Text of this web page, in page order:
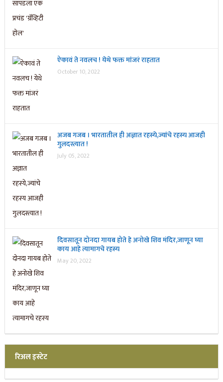
ऐकावं ते नवलच ! येथे फक्त मांजरं राहतात
October 10, 2022
अजब गजब । भारतातील ही अज्ञात रहस्ये,ज्यांचे रहस्य आजही
गुलदस्त्यात !
July 05, 2022
दिवसातून दोनदा गायब होते हे अनोखे शिव मंदिर,जाणून घ्या
काय आहे त्यामागचे रहस्य
May 20, 2022
रिअल इस्टेट